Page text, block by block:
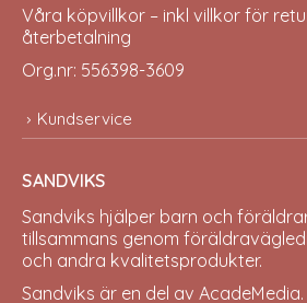
Våra köpvillkor – inkl villkor för
återbetalning
Org.nr: 556398-3609
Kundservice
SANDVIKS
Sandviks hjälper barn och
tillsammans genom
och andra kvalitetsprodukter.
Sandviks är en del av AcadeMedia.